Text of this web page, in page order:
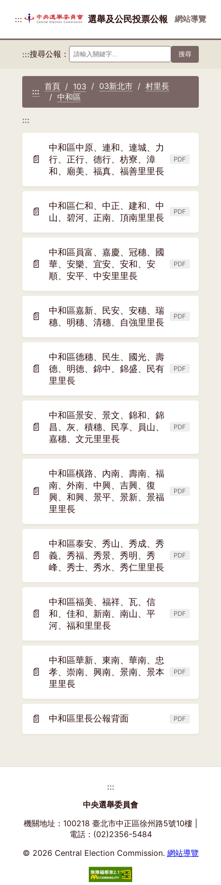
::: 選舉及公民投票公報 網站導覽
:::搜尋公報： 搜尋
:::
首頁 103 03新北市
村里長
中和區
:::
📄
中和區中原、連和、連城、力
行、正行、德行、枋寮、漳
和、廟美、福真、福善里里長
PDF
(另
新
窗)
📄
中和區仁和、中正、建和、中
山、碧河、正南、頂南里里長
PDF
(另
新
窗)
📄
中和區員富、嘉慶、冠穗、國
華、安樂、宜安、安和、安
順、安平、中安里里長
PDF
(另
新
窗)
📄
中和區嘉新、民安、安穗、瑞
穗、明穗、清穗、自強里里長
PDF
(另
新
窗)
📄
中和區德穗、民生、國光、壽
德、明德、錦中、錦盛、民有
里里長
PDF
(另
新
窗)
📄
中和區景安、景文、錦和、錦
昌、灰、積穗、民享、員山、
嘉穗、文元里里長
PDF
(另
新
📄
中和區橫路、內南、壽南、福
南、外南、中興、吉興、復
興、和興、景平、景新、景福
里里長
PDF
(另
視
📄
中和區泰安、秀山、秀成、秀
義、秀福、秀景、秀明、秀
峰、秀士、秀水、秀仁里里長
PDF
(另
新
窗)
📄
中和區福美、福祥、瓦、信
和、佳和、新南、南山、平
河、福和里里長
PDF
(另
新
窗)
📄
中和區華新、東南、華南、忠
孝、崇南、興南、景南、景本
里里長
PDF
(另
新
視
窗)
📄 中和區里長公報背面 PDF
(另
開
:::
中央選舉委員會
機關地址：100218 臺北市中正區徐州路5號10樓 |
電話：(02)2356-5484
© 2026 Central Election Commission. 網站導覽